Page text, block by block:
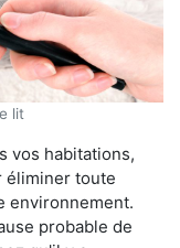
lit
vos habitations,
éliminer toute
environnement.
probable de